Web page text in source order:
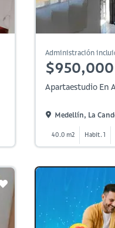
Administración
$950,000
Apartaestudio En
Medellín, La
40.0 m2 Habit. 1